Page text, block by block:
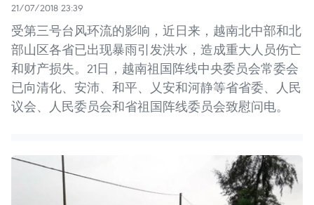
21/07/2018 23:39
受第三号台风环流的影响，近日来，越南北中部和北
部山区各省已出现暴雨引发洪水，造成重大人员伤亡
和财产损失。21日，越南祖国阵线中央委员会常委会
已向清化、安沛、和平、乂安和河静等省省委、人民
议会、人民委员会和省祖国阵线委员会致慰问电。